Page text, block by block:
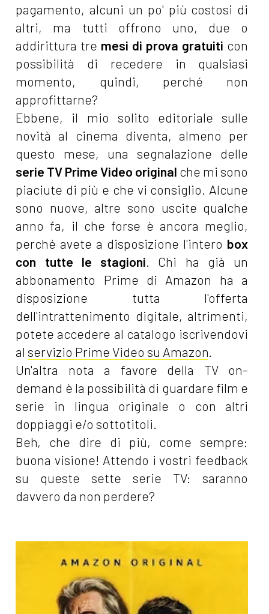
pagamento, alcuni un po' più costosi di
altri, ma tutti offrono uno, due o
addirittura tre mesi di prova gratuiti con
possibilità di recedere in qualsiasi
momento, quindi, perché non
approfittarne?
Ebbene, il mio solito editoriale sulle
novità al cinema diventa, almeno per
questo mese, una segnalazione delle
serie TV Prime Video original che mi sono
piaciute di più e che vi consiglio. Alcune
sono nuove, altre sono uscite qualche
anno fa, il che forse è ancora meglio,
perché avete a disposizione l'intero box
con tutte le stagioni. Chi ha già un
abbonamento Prime di Amazon ha a
disposizione tutta l'offerta
dell'intrattenimento digitale, altrimenti,
potete accedere al catalogo iscrivendovi
al servizio Prime Video su Amazon.
Un'altra nota a favore della TV on-
demand è la possibilità di guardare film e
serie in lingua originale o con altri
doppiaggi e/o sottotitoli.
Beh, che dire di più, come sempre:
buona visione! Attendo i vostri feedback
su queste sette serie TV: saranno
davvero da non perdere?